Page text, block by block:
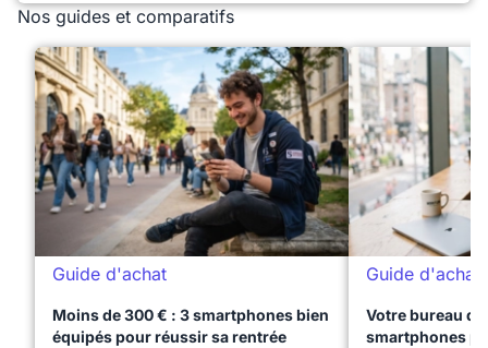
Nos guides et comparatifs
Guide d'achat
Moins de 300 € : 3 smartphones bien
équipés pour réussir sa rentrée
Guide d'achat
Votre bureau
smartphones